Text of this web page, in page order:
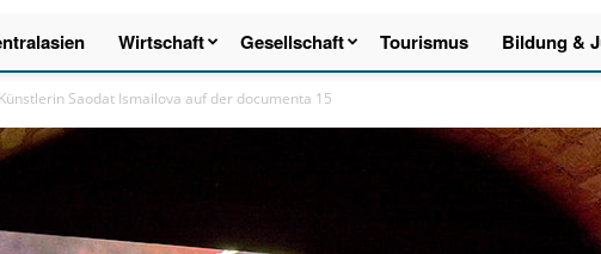
Wirtschaft Gesellschaft Tourismus Bildung &
Saodat Ismailova auf der documenta 15